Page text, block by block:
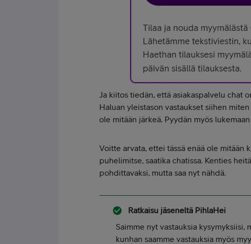
Ja kiitos tiedän, että asiakaspalvelu chat
Haluan yleistason vastaukset siihen
ole mitään järkeä. Pyydän myös
Voitte arvata, ettei tässä enää ole mitään
puhelimitse, saatika chatissa. Kenties
pohdittavaksi, mutta saa nyt nähdä.
Ratkaisu jäseneltä PihlaHei
Saimme nyt vastauksia
kunhan saamme vastauksia myös